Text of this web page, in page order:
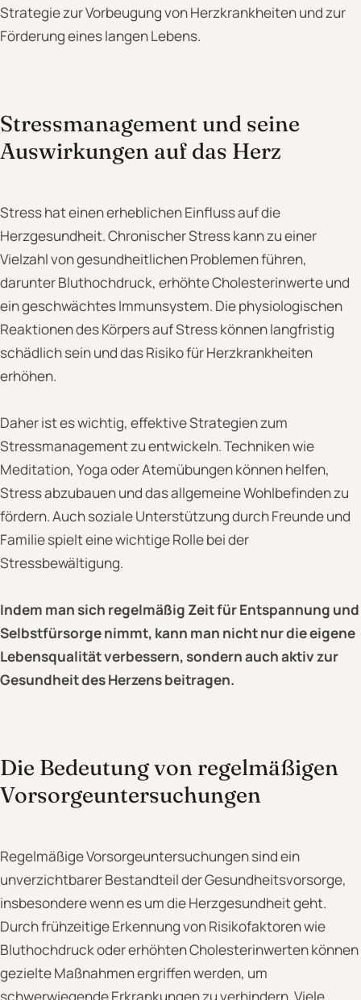
Strategie zur Vorbeugung von Herzkrankheiten und zur
Förderung eines langen Lebens.
Stressmanagement und seine
Auswirkungen auf das Herz
Stress hat einen erheblichen Einfluss auf die
Herzgesundheit. Chronischer Stress kann zu einer
Vielzahl von gesundheitlichen Problemen führen,
darunter Bluthochdruck, erhöhte Cholesterinwerte und
ein geschwächtes Immunsystem. Die physiologischen
Reaktionen des Körpers auf Stress können langfristig
schädlich sein und das Risiko für Herzkrankheiten
erhöhen.
Daher ist es wichtig, effektive Strategien zum
Stressmanagement zu entwickeln. Techniken wie
Meditation, Yoga oder Atemübungen können helfen,
Stress abzubauen und das allgemeine Wohlbefinden zu
fördern. Auch soziale Unterstützung durch Freunde und
Familie spielt eine wichtige Rolle bei der
Stressbewältigung.
Indem man sich regelmäßig Zeit für Entspannung und
Selbstfürsorge nimmt, kann man nicht nur die eigene
Lebensqualität verbessern, sondern auch aktiv zur
Gesundheit des Herzens beitragen.
Die Bedeutung von regelmäßigen
Vorsorgeuntersuchungen
Regelmäßige Vorsorgeuntersuchungen sind ein
unverzichtbarer Bestandteil der Gesundheitsvorsorge,
insbesondere wenn es um die Herzgesundheit geht.
Durch frühzeitige Erkennung von Risikofaktoren wie
Bluthochdruck oder erhöhten Cholesterinwerten können
gezielte Maßnahmen ergriffen werden, um